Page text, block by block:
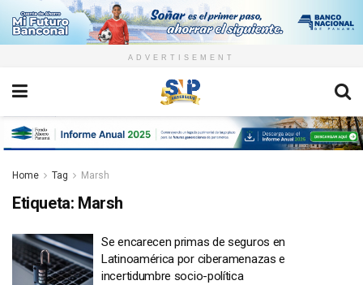
ADVERTISEMENT
Home Tag Marsh
Etiqueta: Marsh
Se encarecen primas de seguros en
Latinoamérica por ciberamenazas e
incertidumbre socio-política